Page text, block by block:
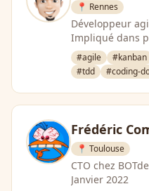
📍 Rennes
Développeur
Impliqué dans
initiatives de
code ou de …
#agile #kanban
#tdd
#coding-
Frédéric
📍 Toulouse
CTO chez
Janvier 2022